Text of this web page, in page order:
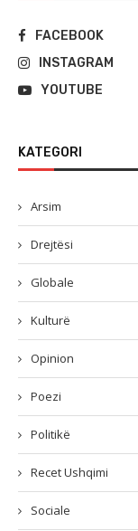
FACEBOOK
INSTAGRAM
YOUTUBE
KATEGORI
Arsim
Drejtësi
Globale
Kulturë
Opinion
Poezi
Politikë
Recet Ushqimi
Sociale